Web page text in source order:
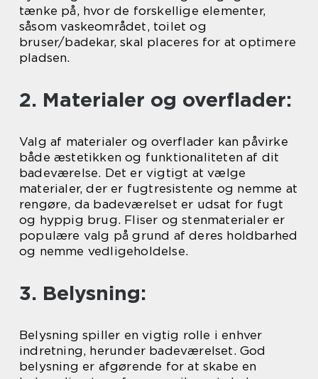
tænke på, hvor de forskellige elementer,
såsom vaskeområdet, toilet og
bruser/badekar, skal placeres for at optimere
pladsen.
2. Materialer og overflader:
Valg af materialer og overflader kan påvirke
både æstetikken og funktionaliteten af dit
badeværelse. Det er vigtigt at vælge
materialer, der er fugtresistente og nemme at
rengøre, da badeværelset er udsat for fugt
og hyppig brug. Fliser og stenmaterialer er
populære valg på grund af deres holdbarhed
og nemme vedligeholdelse.
3. Belysning:
Belysning spiller en vigtig rolle i enhver
indretning, herunder badeværelset. God
belysning er afgørende for at skabe en